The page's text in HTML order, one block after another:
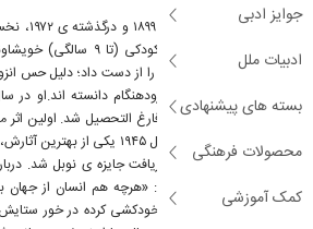
جوایز ادبی
ادبیات ملل
بسته های پیشنهادی
محصولات فرهنگی
کمک آموزشی
یاسوناری
ادبیات نوبل است.او در
مادربزرگ و تنها خواهرش را از دست داد؛ دلیل حس
توکیو در رشته ی ادبیات فارغ التحصیل شد. اولین اثر
۱۹۲۵ به چاپ رسید. در سال ۱۹۴۵
در سال ۱۹۶۸ موفق به دریافت جایزه ی نوبل
دوست نزدیک خود گفت: «هرچه هم انسان از جهان
نیست. هر چه آدمی که خودکشی کرده در خور ستایش